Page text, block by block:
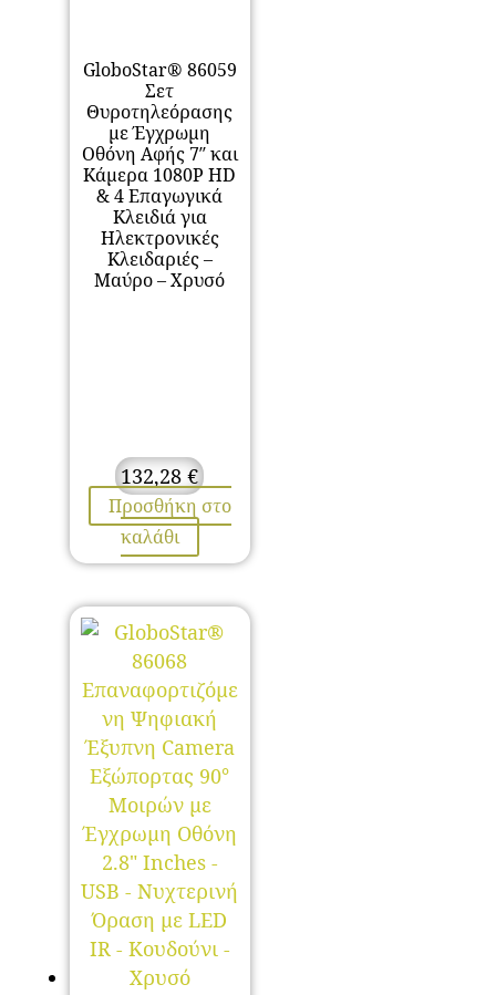
GloboStar® 86059
Σετ
Θυροτηλεόρασης
με Έγχρωμη
Οθόνη Αφής 7″ και
Κάμερα 1080P HD
& 4 Επαγωγικά
Κλειδιά για
Ηλεκτρονικές
Κλειδαριές –
Μαύρο – Χρυσό
132,28€
Προσθήκη στο
καλάθι